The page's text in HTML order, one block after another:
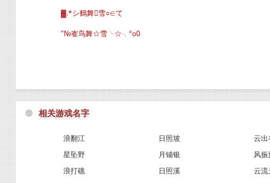
▓.*シ鶴舞雪○∈て
″№隺鸟舞☆雪╰☆╮°o0
⚫ 相关游戏名字
浪翻江 日照坡
云出
星坠野
月铺银
风振
浪打礁
日照溪 云流